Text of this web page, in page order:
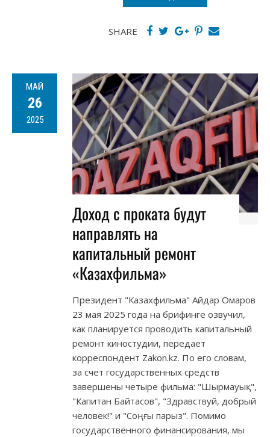
SHARE
МАЙ
26
2025
Доход с проката будут
направлять на
капитальный ремонт
«Казахфильма»
Президент "Казахфильма" Айдар Омаров
23 мая 2025 года на брифинге озвучил,
как планируется проводить капитальный
ремонт киностудии, передает
корреспондент Zakon.kz. По его словам,
за счет государственных средств
завершены четыре фильма: "Шырмауық",
"Капитан Байтасов", "Здравствуй, добрый
человек!" и "Соңғы парыз". Помимо
государственного финансирования, мы